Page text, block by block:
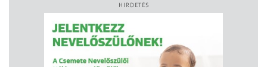
HIRDETÉS